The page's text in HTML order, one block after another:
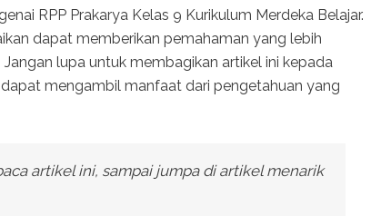
RPP Prakarya Kelas 9 Kurikulum Merdeka Belajar.
dapat memberikan pemahaman yang lebih
lupa untuk membagikan artikel ini kepada
mengambil manfaat dari pengetahuan yang
artikel ini, sampai jumpa di artikel menarik